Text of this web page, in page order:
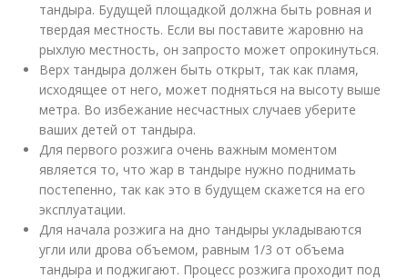
тандыра. Будущей площадкой должна быть ровная и
твердая местность. Если вы поставите жаровню на
рыхлую местность, он запросто может опрокинуться.
Верх тандыра должен быть открыт, так как пламя,
исходящее от него, может подняться на высоту выше
метра. Во избежание несчастных случаев уберите
ваших детей от тандыра.
Для первого розжига очень важным моментом
является то, что жар в тандыре нужно поднимать
постепенно, так как это в будущем скажется на его
эксплуатации.
Для начала розжига на дно тандыры укладываются
угли или дрова объемом, равным 1/3 от объема
тандыра и поджигают. Процесс розжига проходит под